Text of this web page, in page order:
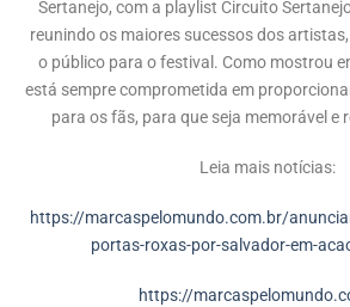
Sertanejo, com a playlist Circuito
reunindo os maiores sucessos dos
o público para o festival. Como mostrou
está sempre comprometida em
para os fãs, para que seja memorável e
Leia mais notícias:
https://marcaspelomundo.com.br/
portas-roxas-por-salvador-em-
https://